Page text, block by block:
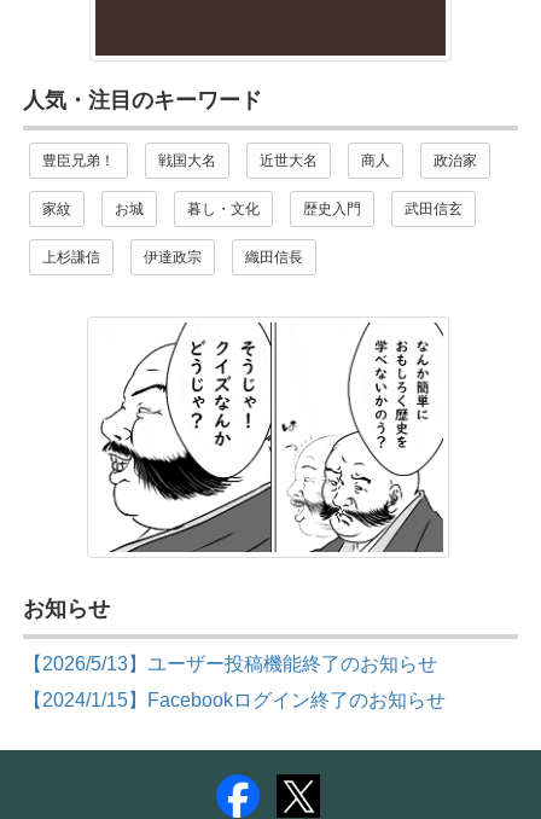
人気・注目のキーワード
豊臣兄弟！ 戦国大名 近世大名 商人 政治家
家紋 お城 暮し・文化 歴史入門 武田信玄
上杉謙信 伊達政宗 織田信長
お知らせ
【2026/5/13】ユーザー投稿機能終了のお知らせ
【2024/1/15】Facebookログイン終了のお知らせ